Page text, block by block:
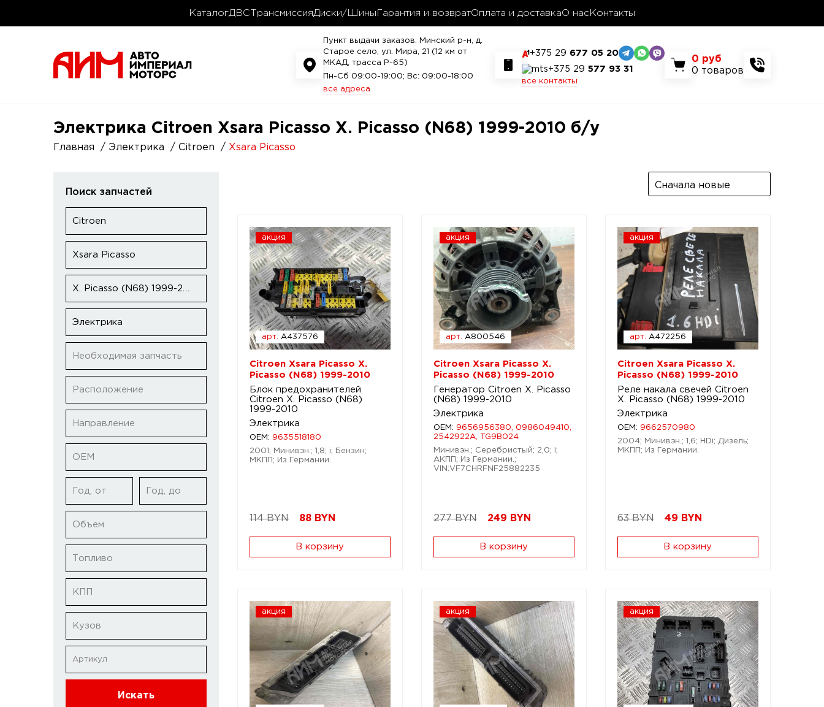
КаталогДВС ТрансмиссияДиски/Шины Гарантия и возвратОплата и доставкаО нас Контакты
Пункт выдачи заказов: Минский р-н, д.
Старое село, ул. Мира, 21 (12 км от
МКАД, трасса P-65)
Пн-Сб 09:00-19:00; Вс: 09:00-18:00
все адреса
+375 29 677 05 20
+375 29 577 93 31
все контакты
0 руб
0 товаров
Электрика Citroen Xsara Picasso X. Picasso (N68) 1999-2010 б/у
Главная Электрика Citroen Xsara Picasso
Поиск запчастей
Citroen
Xsara Picasso
Электрика
Необходимая запчасть
Расположение
Направление
ОЕМ
Год, от Год, до
Объем
Топливо
КПП
Кузов
Искать
Сначала новые
акция
арт. A437576
Citroen Xsara Picasso X.
Picasso (N68) 1999-2010
Блок предохранителей
Citroen X. Picasso (N68)
1999-2010
Электрика
OEM: 9635518180
2001; Минивэн.; 1,8; i; Бензин;
МКПП; Из Германии.
114 BYN 88 BYN
В корзину
акция
арт. A800546
Citroen Xsara Picasso X.
Picasso (N68) 1999-2010
Генератор Citroen X. Picasso
(N68) 1999-2010
Электрика
OEM: 9656956380, 0986049410,
2542922A, TG9B024
Минивэн.; Серебристый; 2,0; i;
АКПП; Из Германии.;
VIN:VF7CHRFNF25882235
277 BYN 249 BYN
В корзину
акция
арт. A472256
Citroen Xsara Picasso X.
Picasso (N68) 1999-2010
Реле накала свечей Citroen
X. Picasso (N68) 1999-2010
Электрика
OEM: 9662570980
2004; Минивэн.; 1,6; HDi; Дизель;
МКПП; Из Германии.
63 BYN 49 BYN
В корзину
акция акция акция